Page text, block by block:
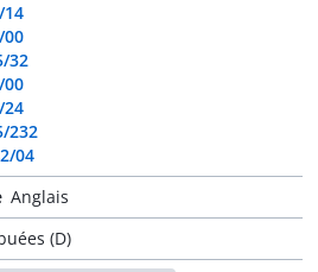
14
00
32
00
24
232
04
Anglais
(D)